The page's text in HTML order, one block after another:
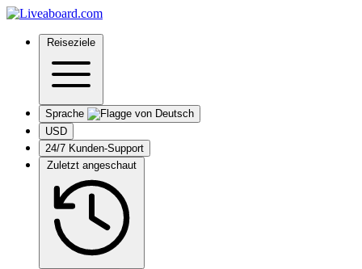
Reiseziele
Sprache
USD
24/7 Kunden-Support
Zuletzt angeschaut